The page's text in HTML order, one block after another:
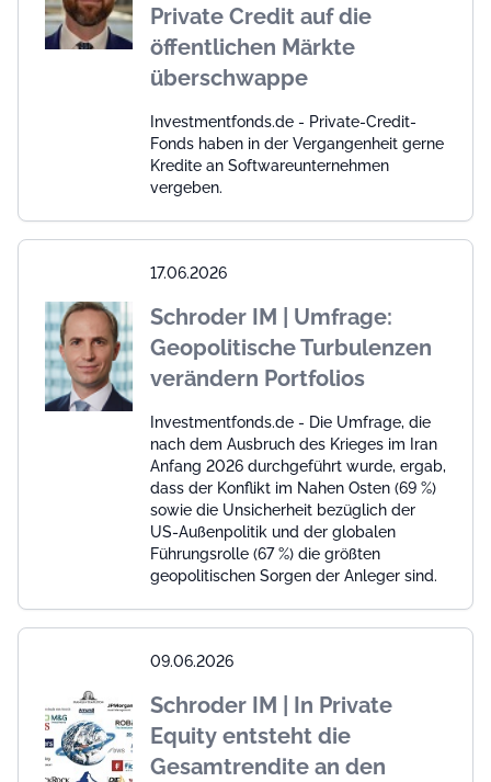
Private Credit auf die
öffentlichen Märkte
überschwappe
Investmentfonds.de - Private-Credit-
Fonds haben in der Vergangenheit gerne
Kredite an Softwareunternehmen
vergeben.
17.06.2026
Schroder IM | Umfrage:
Geopolitische Turbulenzen
verändern Portfolios
Investmentfonds.de - Die Umfrage, die
nach dem Ausbruch des Krieges im Iran
Anfang 2026 durchgeführt wurde, ergab,
dass der Konflikt im Nahen Osten (69 %)
sowie die Unsicherheit bezüglich der
US-Außenpolitik und der globalen
Führungsrolle (67 %) die größten
geopolitischen Sorgen der Anleger sind.
09.06.2026
Schroder IM | In Private
Equity entsteht die
Gesamtrendite an den